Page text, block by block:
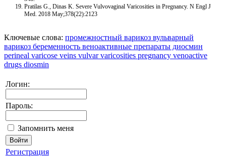
Pratilas G., Dinas K. Severe Vulvovaginal Varicosities in Pregnancy. N Engl J
Med. 2018 May;378(22):2123
Ключевые слова: промежностный варикоз вульварный
варикоз беременность веноактивные препараты диосмин
perineal varicose veins vulvar varicosities pregnancy venoactive
drugs diosmin
Логин:
Пароль:
Запомнить меня
Регистрация